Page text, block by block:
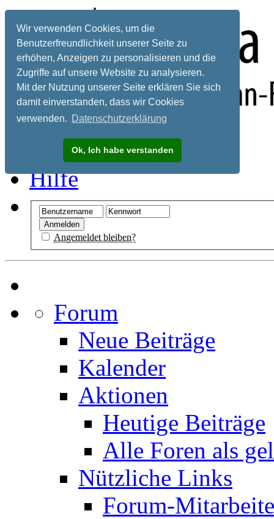
Wir verwenden Cookies, um die
Benutzerfreundlichkeit unserer Seite zu
erhöhen, Anzeigen zu personalisieren und die
Zugriffe auf unsere Website zu analysieren.
Mit der Nutzung unserer Seite erklären Sie sich
damit einverstanden, dass wir Cookies
verwenden. Datenschutzerklärung
Ok, Ich habe verstanden
Registrieren
Hilfe
Angemeldet bleiben?
Forum
Neue Beiträge
Kalender
Aktionen
Heutige Beiträge
Alle Foren als
Nützliche Links
Forum-